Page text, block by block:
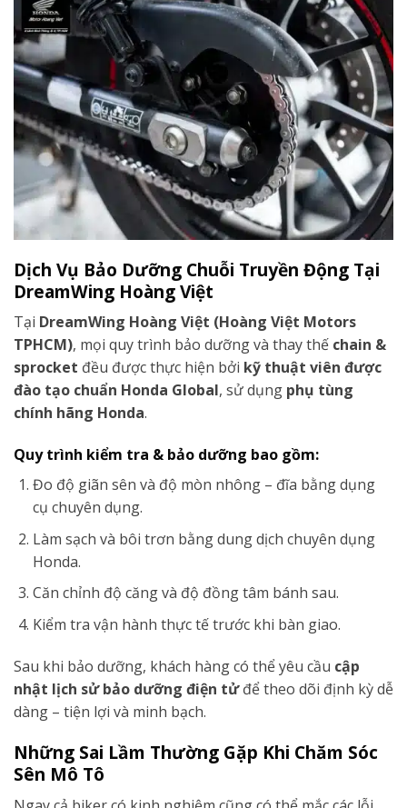
Dịch Vụ Bảo Dưỡng Chuỗi Truyền Động Tại
DreamWing Hoàng Việt
Tại DreamWing Hoàng Việt (Hoàng Việt Motors
TPHCM), mọi quy trình bảo dưỡng và thay thế chain &
sprocket đều được thực hiện bởi kỹ thuật viên được
đào tạo chuẩn Honda Global, sử dụng phụ tùng
chính hãng Honda.
Quy trình kiểm tra & bảo dưỡng bao gồm:
Đo độ giãn sên và độ mòn nhông – đĩa bằng dụng
cụ chuyên dụng.
Làm sạch và bôi trơn bằng dung dịch chuyên dụng
Honda.
Căn chỉnh độ căng và độ đồng tâm bánh sau.
Kiểm tra vận hành thực tế trước khi bàn giao.
Sau khi bảo dưỡng, khách hàng có thể yêu cầu cập
nhật lịch sử bảo dưỡng điện tửđể theo dõi định kỳ dễ
dàng – tiện lợi và minh bạch.
Những Sai Lầm Thường Gặp Khi Chăm Sóc
Sên Mô Tô